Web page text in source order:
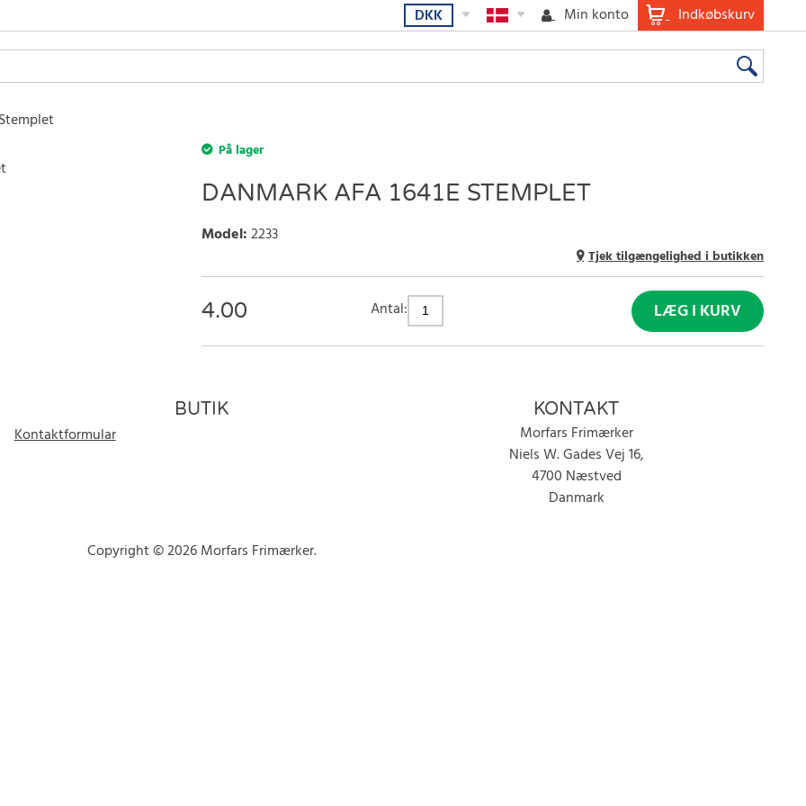
Indkøbskurv
Min konto
DKK
På lager
DANMARK AFA 1641E STEMPLET
Model:2233
Tjek tilgængelighed i butikken
4.00 Antal: LÆG I KURV
BUTIK
Kontaktformular
KONTAKT
Morfars Frimærker
Niels W. Gades Vej 16,
4700 Næstved
Danmark
Copyright © 2026 Morfars Frimærker.